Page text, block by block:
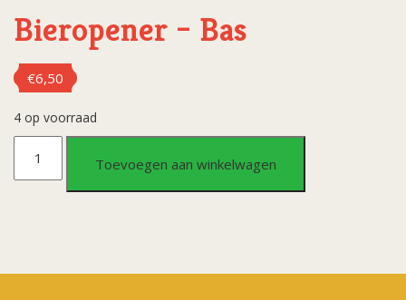
Bieropener – Bas
€6,50
4 op voorraad
Bieropener
aantal
Toevoegen aan winkelwagen